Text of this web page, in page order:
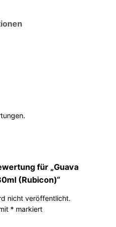
für „Guava
(Rubicon)“
nicht veröffentlicht.
* markiert